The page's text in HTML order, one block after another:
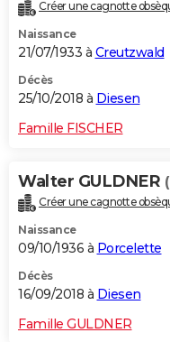
Créer une cagnotte
Naissance
21/07/1933 à Creutzwald
Décès
25/10/2018 à Diesen
Famille FISCHER
Walter GULDNER
Créer une cagnotte
Naissance
09/10/1936 à Porcelette
Décès
16/09/2018 à Diesen
Famille GULDNER